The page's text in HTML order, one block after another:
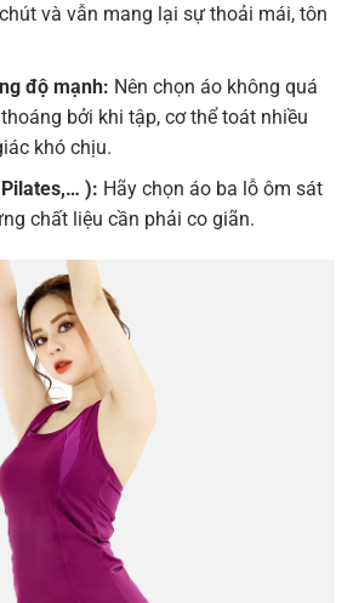
và vẫn mang lại sự thoải mái, tôn
độ mạnh: Nên chọn áo không quá
bởi khi tập, cơ thể toát nhiều
khó chịu.
): Hãy chọn áo ba lỗ ôm sát
chất liệu cần phải co giãn.